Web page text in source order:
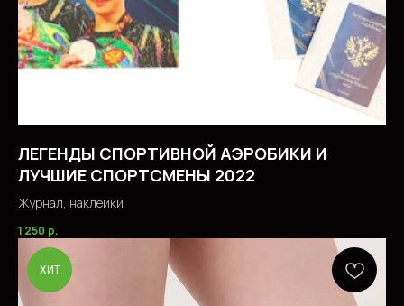
ЛЕГЕНДЫ СПОРТИВНОЙ АЭРОБИКИ И
ЛУЧШИЕ СПОРТСМЕНЫ 2022
Журнал, наклейки
1 250 р.
ХИТ